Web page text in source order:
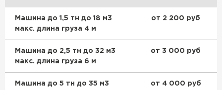
Машина до 1,5 тн до 18 м3
макс. длина груза 4 м
от 2 200 руб
Машина до 2,5 тн до 32 м3
макс. длина груза 6 м
от 3 000 руб
Машина до 5 тн до 35 м3
от 4 000 руб